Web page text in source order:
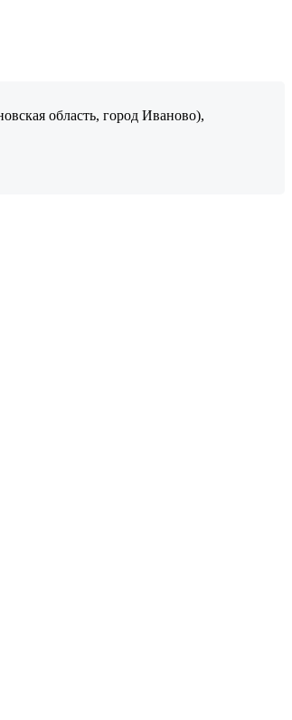
область, город Иваново),